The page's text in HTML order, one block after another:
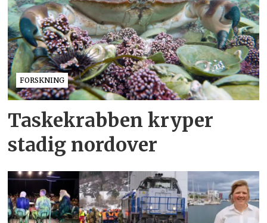
FORSKNING
Taskekrabben kryper
stadig nordover